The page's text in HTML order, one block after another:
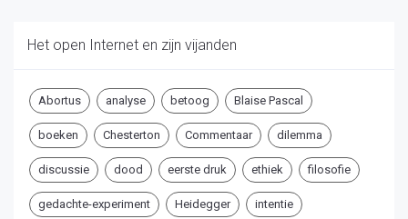
Het open Internet en zijn vijanden
Abortus analyse betoog Blaise Pascal
boeken Chesterton Commentaar dilemma
discussie dood eerste druk ethiek filosofie
gedachte-experiment Heidegger intentie